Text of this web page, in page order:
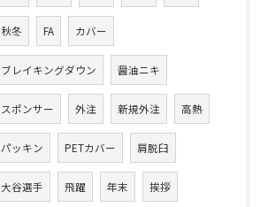
秋冬 FA カバー
ブレイキングダウン 醤油ニキ
スポンサー 外注 新規外注 高熱
パッキン PETカバー 肩脱臼
大谷選手 飛躍 年末 挨拶